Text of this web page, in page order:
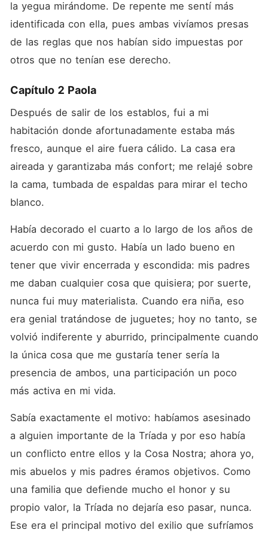
la yegua mirándome. De repente me sentí más
identificada con ella, pues ambas vivíamos presas
de las reglas que nos habían sido impuestas por
otros que no tenían ese derecho.
Capítulo 2 Paola
Después de salir de los establos, fui a mi
habitación donde afortunadamente estaba más
fresco, aunque el aire fuera cálido. La casa era
aireada y garantizaba más confort; me relajé sobre
la cama, tumbada de espaldas para mirar el techo
blanco.
Había decorado el cuarto a lo largo de los años de
acuerdo con mi gusto. Había un lado bueno en
tener que vivir encerrada y escondida: mis padres
me daban cualquier cosa que quisiera; por suerte,
nunca fui muy materialista. Cuando era niña, eso
era genial tratándose de juguetes; hoy no tanto, se
volvió indiferente y aburrido, principalmente cuando
la única cosa que me gustaría tener sería la
presencia de ambos, una participación un poco
más activa en mi vida.
Sabía exactamente el motivo: habíamos asesinado
a alguien importante de la Tríada y por eso había
un conflicto entre ellos y la Cosa Nostra; ahora yo,
mis abuelos y mis padres éramos objetivos. Como
una familia que defiende mucho el honor y su
propio valor, la Tríada no dejaría eso pasar, nunca.
Ese era el principal motivo del exilio que sufríamos